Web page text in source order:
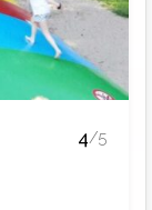
4/5